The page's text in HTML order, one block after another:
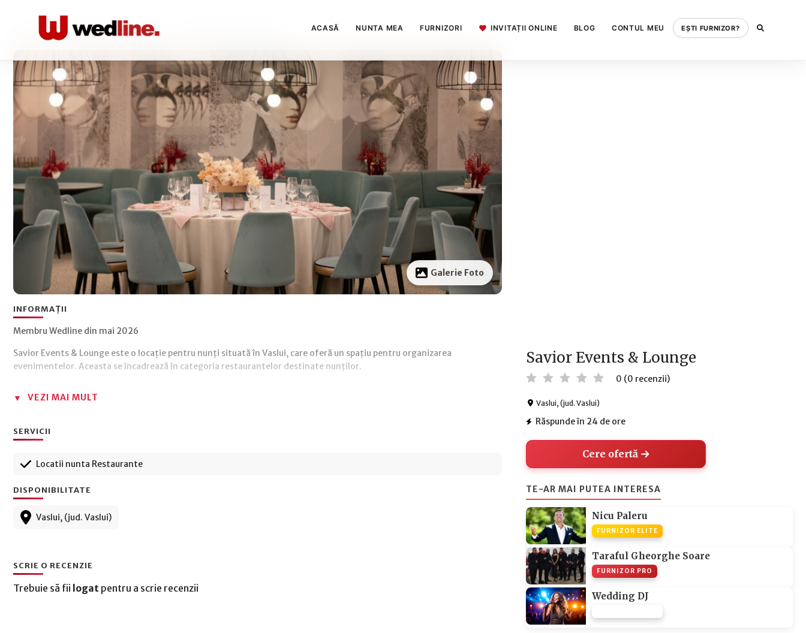
ACASĂ NUNTA MEA FURNIZORI INVITAȚII ONLINE BLOG CONTUL MEU EȘTI FURNIZOR?
/ Locatii nunta Restaurante
Galerie Foto
Savior Events & Lounge
0 (0 recenzii)
Vaslui, (jud. Vaslui)
Răspunde în 24 de ore
Cere ofertă
TE-AR MAI PUTEA INTERESA
Nicu Paleru
FURNIZOR ELITE
Taraful Gheorghe Soare
FURNIZOR PRO
Wedding DJ
INFORMAȚII
Membru Wedline din mai 2026
Savior Events & Lounge este o locație pentru nunți situată în Vaslui, care oferă un spațiu pentru organizarea
evenimentelor. Aceasta se încadrează în categoria restaurantelor destinate nunților.
VEZI MAI MULT
SERVICII
Locatii nunta Restaurante
DISPONIBILITATE
Vaslui, (jud. Vaslui)
SCRIE O RECENZIE
Trebuie să fii logat pentru a scrie recenzii